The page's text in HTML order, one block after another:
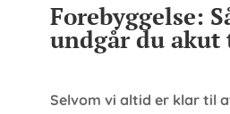
Forebyggelse:
undgår du akut
Selvom vi altid er klar til